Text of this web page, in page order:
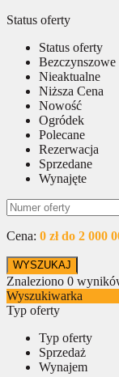
Status oferty
Status oferty
Bezczynszowe
Nieaktualne
Niższa Cena
Nowość
Ogródek
Polecane
Rezerwacja
Sprzedane
Wynajęte
Cena: 0 zł do 2 000
Znaleziono 0
Wyszukiwarka
Typ oferty
Typ oferty
Sprzedaż
Wynajem